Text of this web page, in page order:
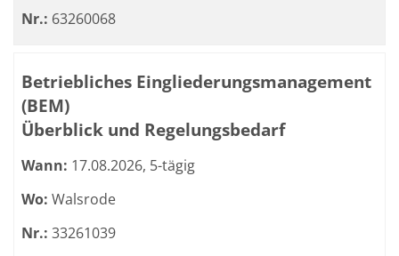
Nr.: 63260068
Betriebliches Eingliederungsmanagement
(BEM)
Überblick und Regelungsbedarf
Wann: 17.08.2026, 5-tägig
Wo: Walsrode
Nr.: 33261039